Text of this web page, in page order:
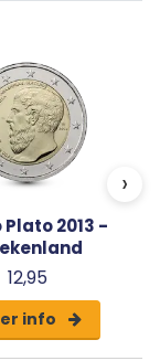
met een
Plato 2013 -
12,95
info
›